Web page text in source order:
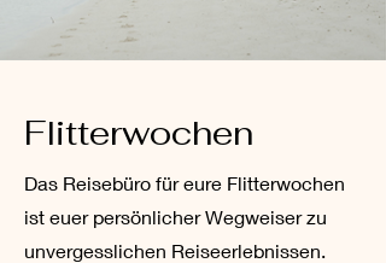
Flitterwochen
Das Reisebüro für eure Flitterwochen
ist euer persönlicher Wegweiser zu
unvergesslichen Reiseerlebnissen.